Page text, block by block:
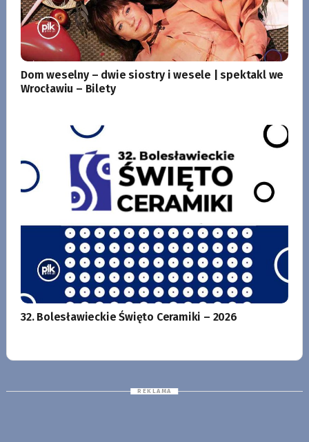
Dom weselny – dwie siostry i wesele | spektakl we
Wrocławiu – Bilety
32. Bolesławieckie Święto Ceramiki – 2026